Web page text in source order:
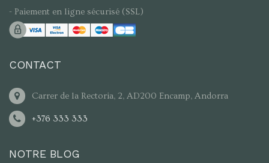
- Paiement en ligne sécurisé (SSL)
CONTACT
Carrer de la Rectoria, 2, AD200 Encamp, Andorra
+376 333 333
NOTRE BLOG